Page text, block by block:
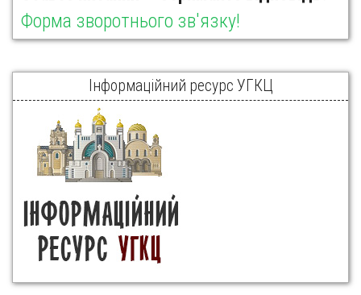
Форма зворотнього зв'язку!
Інформаційний ресурс УГКЦ